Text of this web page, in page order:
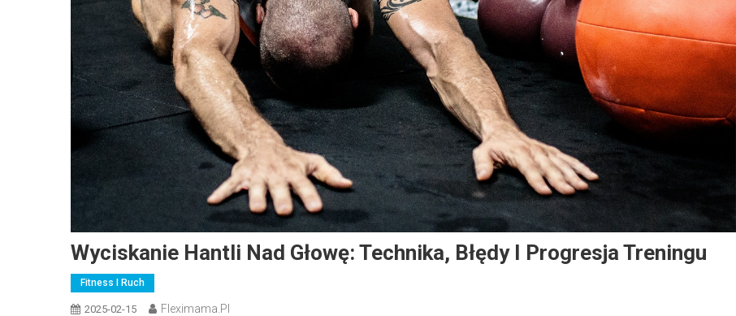
Wyciskanie Hantli Nad Głowę: Technika, Błędy I Progresja Treningu
Fitness I Ruch
2025-02-15 Fleximama.pl